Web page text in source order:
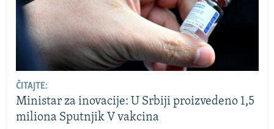
ČITAJTE:
Ministar za inovacije: U Srbiji proizvedeno 1,5
miliona Sputnjik V vakcina